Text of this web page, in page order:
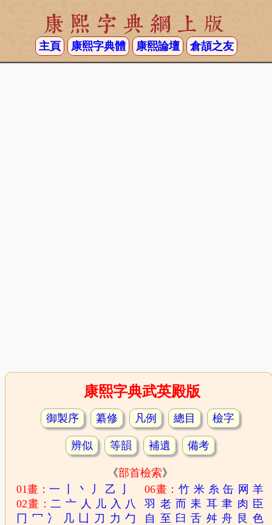
康熙字典網上版
主頁 康熙字典體 康熙論壇 倉頡之友
康熙字典武英殿版
御製序 纂修 凡例 總目 檢字
辨似 等韻 補遺 備考
《部首檢索》
01畫：一 丶 丿 乙
02畫：二 亠 人 儿 入 八
冂 冖 冫 几 凵 刀 力 勹
06畫：竹 米 糸 缶 网 羊
羽 老 而 耒 耳 聿 肉 臣
自 至 臼 舌 舛 舟 艮 色